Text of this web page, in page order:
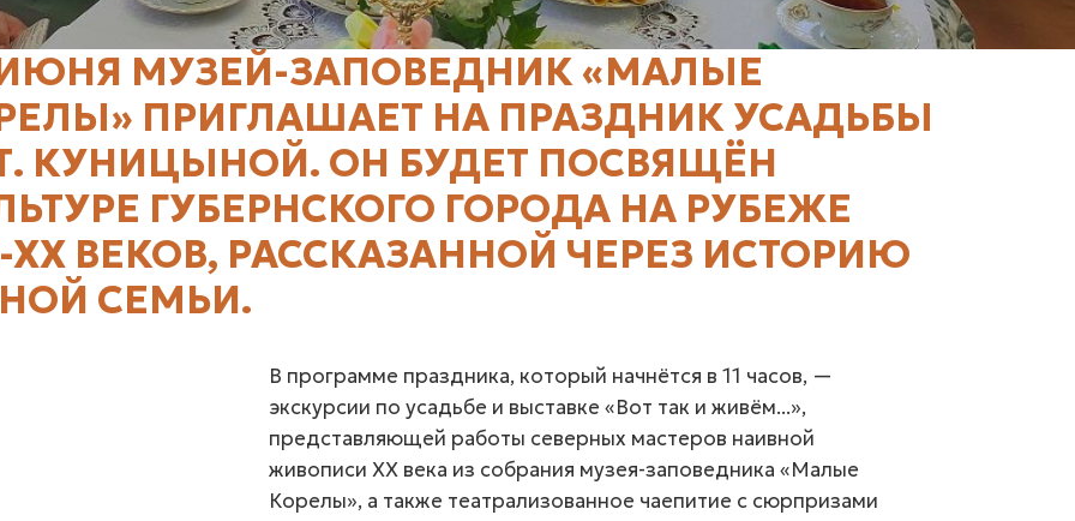
МУЗЕЙ-ЗАПОВЕДНИК «МАЛЫЕ
ПРИГЛАШАЕТ НА ПРАЗДНИК УСАДЬБЫ
КУНИЦЫНОЙ. ОН БУДЕТ ПОСВЯЩЁН
ГУБЕРНСКОГО ГОРОДА НА РУБЕЖЕ
XX ВЕКОВ, РАССКАЗАННОЙ ЧЕРЕЗ ИСТОРИЮ
СЕМЬИ.
В программе праздника, который начнётся в 11 часов, —
экскурсии по усадьбе и выставке «Вот так и живём...»,
представляющей работы северных мастеров наивной
живописи ХХ века из собрания музея-заповедника «Малые
Корелы», а также театрализованное чаепитие с сюрпризами